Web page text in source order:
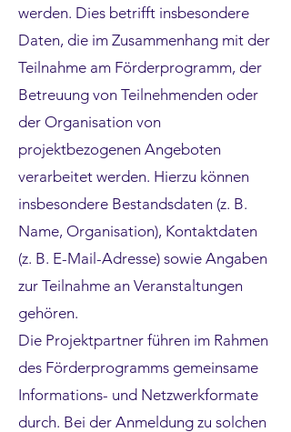
werden. Dies betrifft insbesondere
Daten, die im Zusammenhang mit der
Teilnahme am Förderprogramm, der
Betreuung von Teilnehmenden oder
der Organisation von
projektbezogenen Angeboten
verarbeitet werden. Hierzu können
insbesondere Bestandsdaten (z. B.
Name, Organisation), Kontaktdaten
(z. B. E-Mail-Adresse) sowie Angaben
zur Teilnahme an Veranstaltungen
gehören.
Die Projektpartner führen im Rahmen
des Förderprogramms gemeinsame
Informations- und Netzwerkformate
durch. Bei der Anmeldung zu solchen